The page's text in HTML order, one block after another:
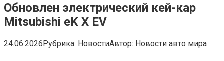
Обновлен электрический кей-кар
Mitsubishi eK X EV
24.06.2026Рубрика: НовостиАвтор: Новости авто мира